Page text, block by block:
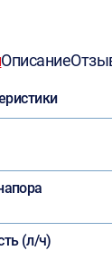
Описание
(л/ч)